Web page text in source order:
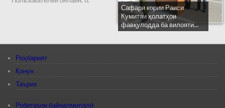
Сафари кории Раиси
Кумитаи ҳолатҳои
фавқулодда ба вилояти...
Роҳбарият
Қонун
Таърих
Робитаҳои байналмилалӣ